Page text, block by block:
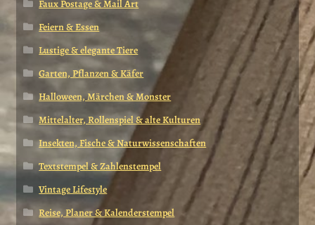
Faux Postage & Mail Art
Feiern & Essen
Lustige & elegante Tiere
Garten, Pflanzen & Käfer
Halloween, Märchen & Monster
Mittelalter, Rollenspiel & alte Kulturen
Insekten, Fische & Naturwissenschaften
Textstempel & Zahlenstempel
Vintage Lifestyle
Reise, Planer & Kalenderstempel